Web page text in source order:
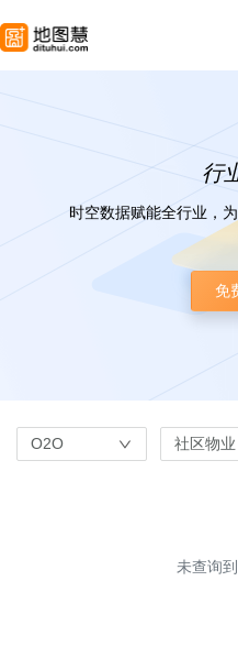
行
时空数据赋能全行业，
免
O2O 社区物业
未查询